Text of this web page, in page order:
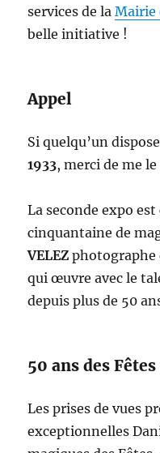
services de laMairie
belle initiative !
Appel
Si quelqu’un
1933, merci de me
La seconde expo
cinquantaine de
VELEZ photographe
qui œuvre avec le
depuis plus de 50
50 ans des
Les prises de vues
exceptionnelles